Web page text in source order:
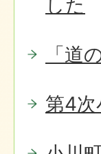
した
「道
第4次